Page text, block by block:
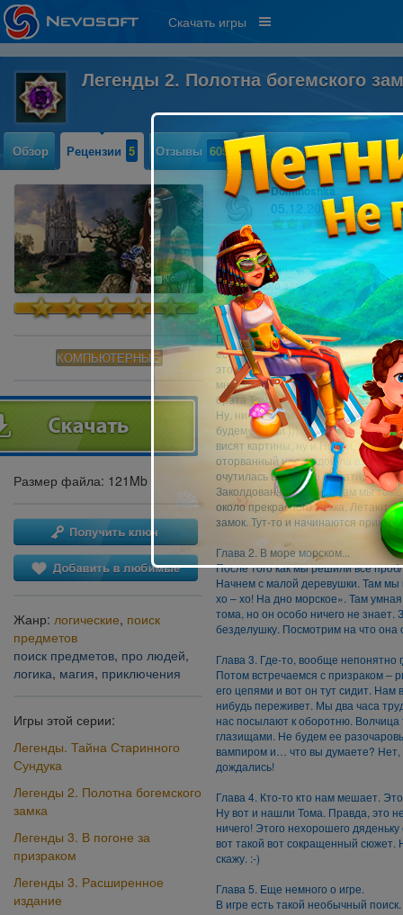
Скачать игры
Легенды 2. Полотна богемского
Обзор Рецензии 5 Отзывы 605 Прохождение 2
КОМПЬЮТЕРНЫЕ
Размер файла: 121Mb
Жанр: логические, поиск
предметов
поиск предметов, про людей,
логика, магия, приключения
Игры этой серии:
Легенды. Тайна Старинного
Сундука
Легенды 2. Полотна богемского
замка
Легенды 3. В погоне за
призраком
Легенды 3. Расширенное
издание
Dominoshka
05.12.2011 07:10
19
Настроение сегодня хорошее, а
богемского замка.
Глава 1. Прекрасный замок.
Перед нами стоит прекрасный
есть еще такая альтернативная
это за ______? Пойду-ка я
мне сразу захотелось играть в
брата Тома. Да во что он опять
Ну, ничего будем вытаскивать его
будем за уши ))). Итак, поехали! Мы
висят картины, ну и Нелли,
оторванный нос, подошла
очутилась в картине (Кстати,
Заколдованная башня
. Там мы
около прекрасного замка. Летают
замок. Тут-то и начинаются
Глава 2. В море морском...
После того как мы решили все
Начнем с малой деревушки. Там мы
хо – хо! На дно морское». Там умная
тома, но он особо ничего не знает.
безделушку. Посмотрим на что она
Глава 3. Где-то, вообще непонятно
Потом встречаемся с призраком –
его цепями и вот он тут сидит. Нам
нибудь переживет. Мы два часа
нас посылают к оборотню. Волчица
глазищами. Не будем ее
вампиром и… что вы думаете?
дождались!
Глава 4. Кто-то кто нам мешает.
Ну вот и нашли Тома. Правда, это
ничего! Этого нехорошего
вот такой вот сокращенный
скажу. :-)
Глава 5. Еще немного о игре.
В игре есть такой необычный